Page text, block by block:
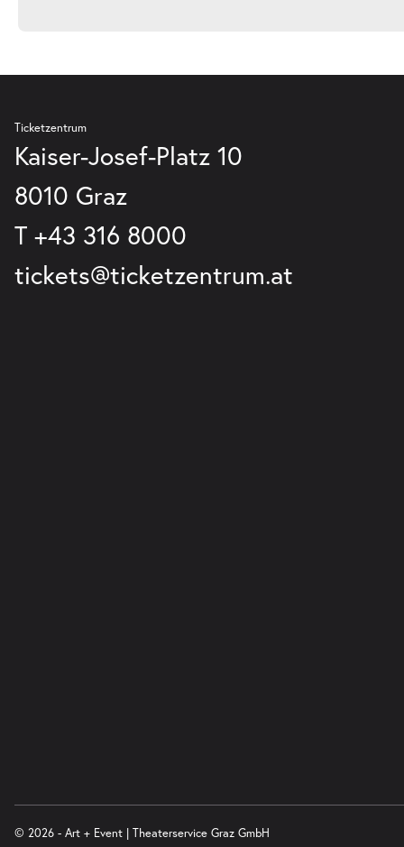
Ticketzentrum
Kaiser-Josef-Platz 10
8010 Graz
T +43 316 8000
tickets@ticketzentrum.at
© 2026 - Art + Event | Theaterservice Graz GmbH